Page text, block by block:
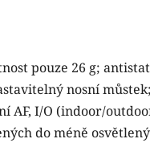
pouze 26 g;
nosní
AF, I/O (indoor/
do méně